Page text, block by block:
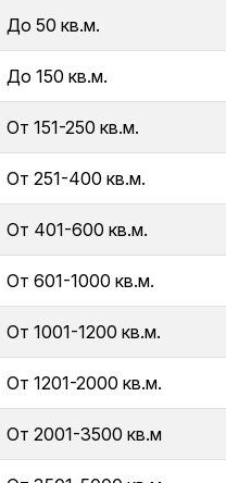
До 50 кв.м.
До 150 кв.м.
От 151-250 кв.м.
От 251-400 кв.м.
От 401-600 кв.м.
От 601-1000 кв.м.
От 1001-1200 кв.м.
От 1201-2000 кв.м.
От 2001-3500 кв.м